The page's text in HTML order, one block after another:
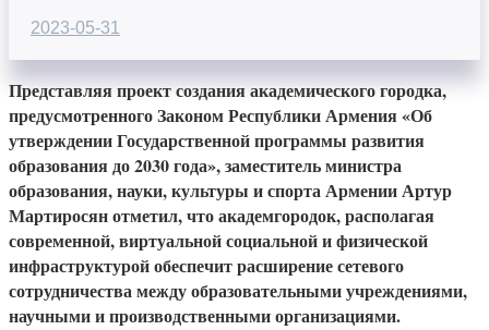
2023-05-31
Представляя проект создания академического городка,
предусмотренного Законом Республики Армения «Об
утверждении Государственной программы развития
образования до 2030 года», заместитель министра
образования, науки, культуры и спорта Армении Артур
Мартиросян отметил, что академгородок, располагая
современной, виртуальной социальной и физической
инфраструктурой обеспечит расширение сетевого
сотрудничества между образовательными учреждениями,
научными и производственными организациями.